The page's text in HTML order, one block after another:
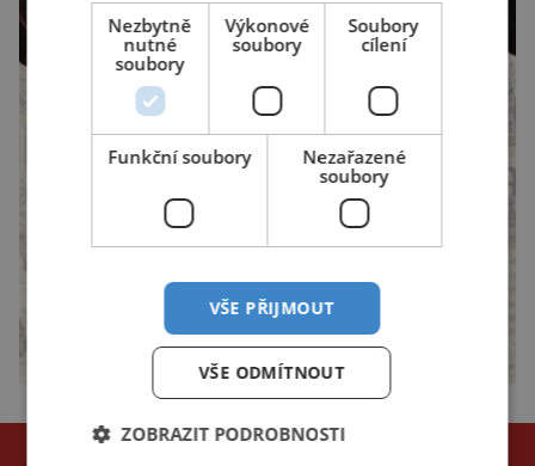
NEJČTENĚJŠÍ ČLÁNKY
Nezbytně
nutné
soubory
Výkonové
soubory
Soubory
cílení
Funkční soubory
Nezařazené
soubory
VŠE PŘIJMOUT
VŠE ODMÍTNOUT
ZOBRAZIT PODROBNOSTI